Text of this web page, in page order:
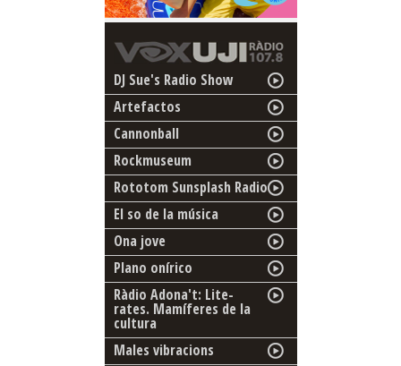
DJ Sue's Radio Show
Artefactos
Cannonball
Rockmuseum
Rototom Sunsplash Radio
El so de la música
Ona jove
Plano onírico
Ràdio Adona't: Lite-
rates. Mamíferes de la
cultura
Males vibracions